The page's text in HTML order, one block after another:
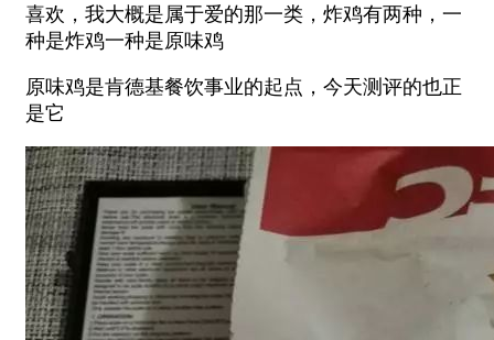
喜欢，我大概是属于爱的那一类，炸鸡有两种，一
种是炸鸡一种是原味鸡
原味鸡是肯德基餐饮事业的起点，今天测评的也正
是它